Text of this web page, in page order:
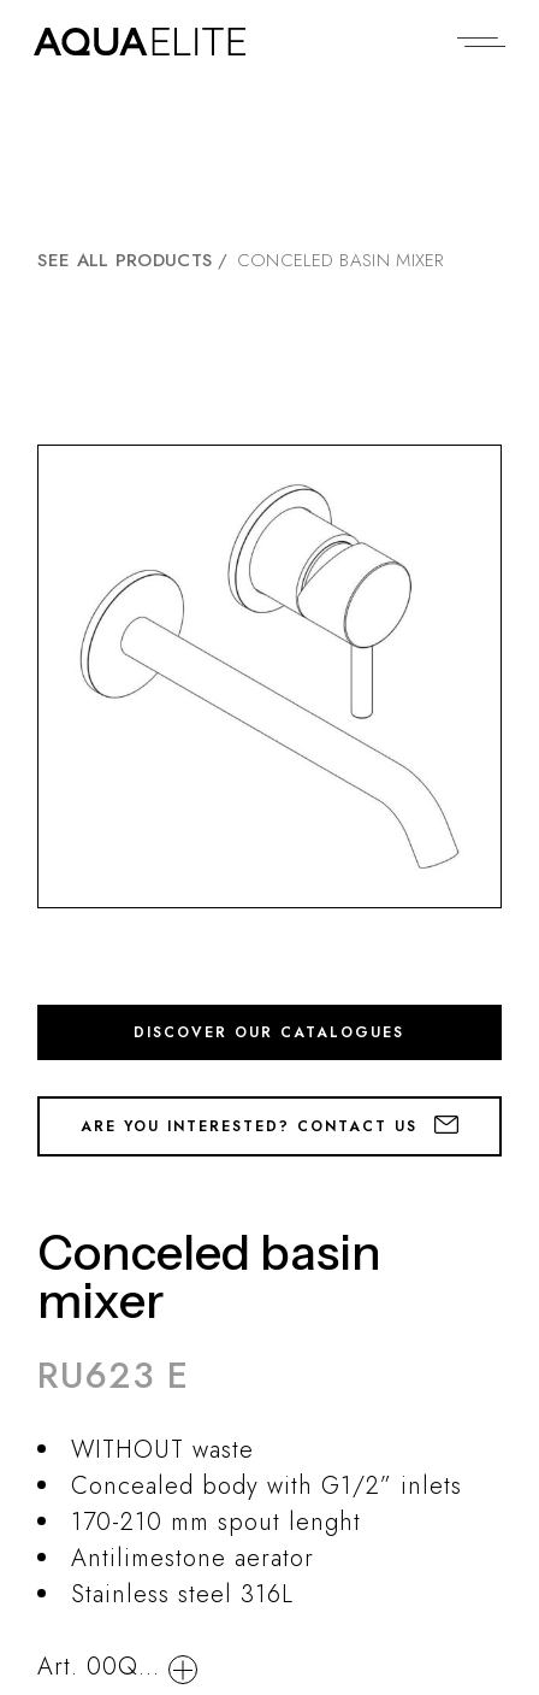
SEE ALL PRODUCTS / CONCELED BASIN MIXER
DISCOVER OUR CATALOGUES
ARE YOU INTERESTED? CONTACT US
Conceled basin
mixer
RU623 E
WITHOUT waste
Concealed body with G1/2” inlets
170-210 mm spout lenght
Antilimestone aerator
Stainless steel 316L
Art. 00Q...